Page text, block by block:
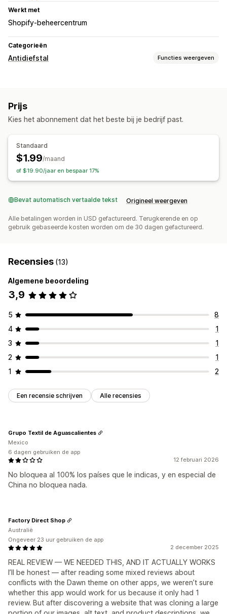
Werkt met
Shopify-beheercentrum
Categorieën
Antidiefstal Functies weergeven
Bestsellers
Afbeelding downloaden
Slepen en neerzetten
Tools voor ontwikkelaars Toetsenbordsneltoetsen
Prijs
Kies het abonnement dat het beste bij je bedrijf past.
Standaard
$1.99/maand
of $19.90/jaar en bespaar 17%
Bevat automatisch vertaalde tekst Origineel weergeven
Alle betalingen worden in USD gefactureerd. Terugkerende en op
gebruik gebaseerde kosten worden om de 30 dagen gefactureerd.
Recensies (13)
Algemene beoordeling
3,9
5
8
4
1
3
1
2
1
1
2
Een recensie schrijven Alle recensies
12 februari 2026
No bloquea al 100% los países que le indicas, y en especial de
China no bloquea nada.
Grupo Textil de Aguascalientes
Mexico
6 dagen gebruiken de app
2 december 2025
REAL REVIEW — WE NEEDED THIS, AND IT ACTUALLY WORKS
I’ll be honest — after reading some mixed reviews about
conflicts with the Dawn theme on other apps, we weren’t sure
whether this app would work for us because it only had 1
review. But after discovering a website that was cloning a large
Factory Direct Shop
Australië
Ongeveer 23 uur gebruiken de app